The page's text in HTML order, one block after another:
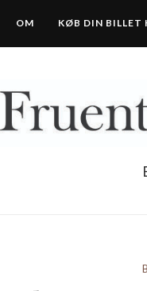
OM KØB DIN BILLET